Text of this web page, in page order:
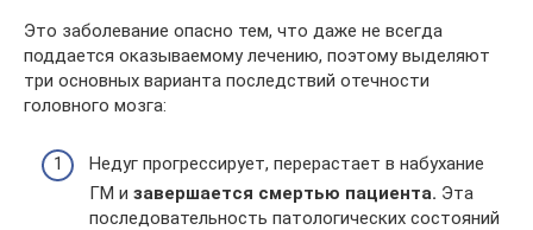
Это заболевание опасно тем, что даже не всегда
поддается оказываемому лечению, поэтому выделяют
три основных варианта последствий отечности
головного мозга:
Недуг прогрессирует, перерастает в набухание
ГМ и завершается смертью пациента. Эта
последовательность патологических состояний